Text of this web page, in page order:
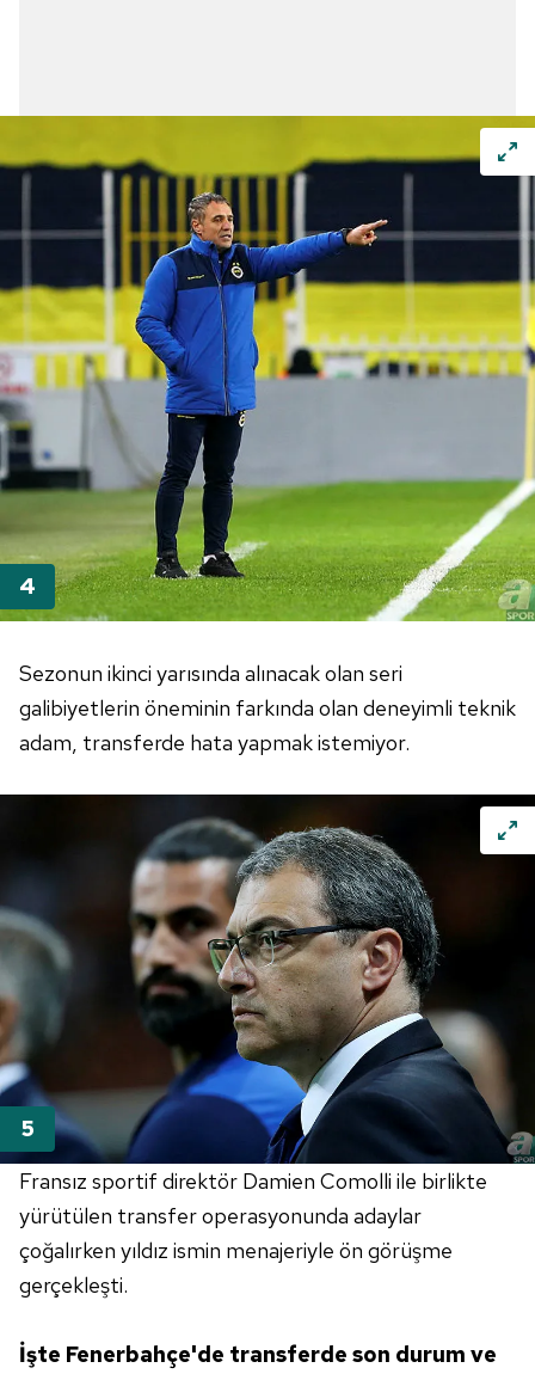
Sezonun ikinci yarısında alınacak olan seri
galibiyetlerin öneminin farkında olan deneyimli teknik
adam, transferde hata yapmak istemiyor.
Fransız sportif direktör Damien Comolli ile birlikte
yürütülen transfer operasyonunda adaylar
çoğalırken yıldız ismin menajeriyle ön görüşme
gerçekleşti.
İşte Fenerbahçe'de transferde son durum ve